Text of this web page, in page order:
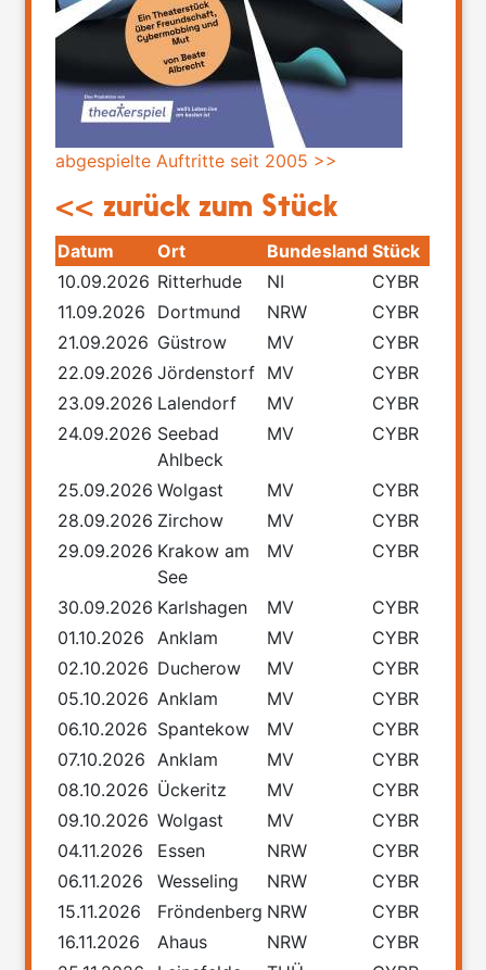
abgespielte Auftritte seit 2005 >>
<< zurück zum Stück
Datum Ort Bundesland Stück
10.09.2026 Ritterhude NI
CYBR
11.09.2026
Dortmund NRW
CYBR
21.09.2026 Güstrow MV
CYBR
22.09.2026 Jördenstorf MV
CYBR
23.09.2026 Lalendorf MV
CYBR
24.09.2026 Seebad
Ahlbeck
MV CYBR
25.09.2026 Wolgast MV
CYBR
28.09.2026 Zirchow MV
CYBR
29.09.2026 Krakow am
See
MV CYBR
30.09.2026 Karlshagen MV
CYBR
01.10.2026
Anklam MV
CYBR
02.10.2026 Ducherow MV
CYBR
05.10.2026 Anklam MV
CYBR
06.10.2026 Spantekow MV
CYBR
07.10.2026
Anklam MV
CYBR
08.10.2026 Ückeritz MV
CYBR
09.10.2026 Wolgast MV
CYBR
04.11.2026
Essen NRW
CYBR
06.11.2026
Wesseling NRW
CYBR
15.11.2026
Fröndenberg NRW
CYBR
16.11.2026
Ahaus NRW
CYBR